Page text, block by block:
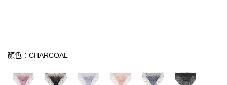
顏色：CHARCOAL